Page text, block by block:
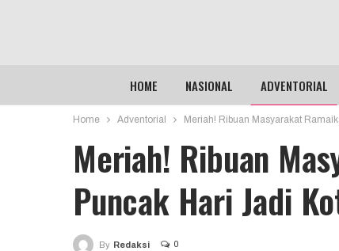
HOME NASIONAL ADVENTORIAL
Home Adventorial Meriah! Ribuan Masyarakat
Meriah! Ribuan
Puncak Hari Jadi
By Redaksi 0